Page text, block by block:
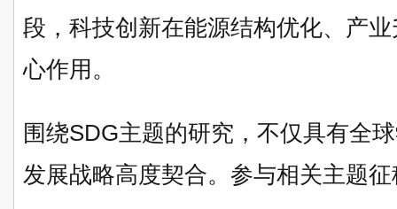
段，科技创新在能源结构优化、产
心作用。
围绕SDG主题的研究，不仅具有全
发展战略高度契合。参与相关主题